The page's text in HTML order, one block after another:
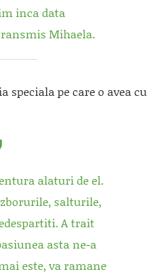
inca data
Mihaela.
speciala pe care o avea cu
alaturi de el.
salturile,
A trait
asta ne-a
este, va ramane